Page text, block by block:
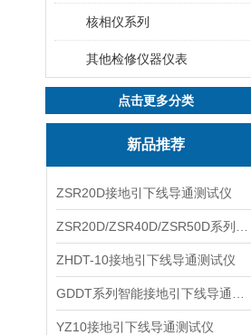
核相仪系列
其他检修仪器仪表
点击更多分类
新品推荐
ZSR20D接地引下线导通测试仪
ZHDT-10接地引下线导通测试仪
YZ10接地引下线导通测试仪